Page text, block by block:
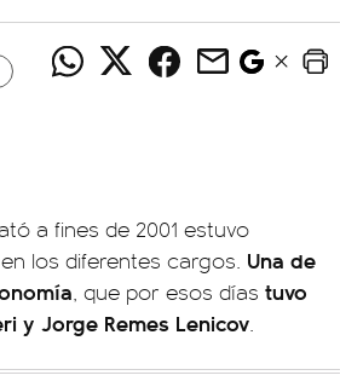
a fines de 2001 estuvo
los diferentes cargos. Una de
, que por esos días tuvo
y Jorge Remes Lenicov.